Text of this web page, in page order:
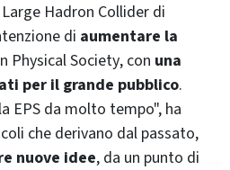
Large Hadron Collider di
di aumentare la
Physical Society, con una
per il grande pubblico.
EPS da molto tempo", ha
che derivano dal passato,
nuove idee, da un punto di